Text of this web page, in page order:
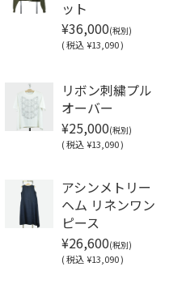
ット
¥36,000(税別)
(税込 ¥13,090 )
リボン刺繍プル
オーバー
¥25,000(税別)
(税込 ¥13,090 )
アシンメトリー
ヘム リネンワン
ピース
¥26,600(税別)
(税込 ¥13,090 )